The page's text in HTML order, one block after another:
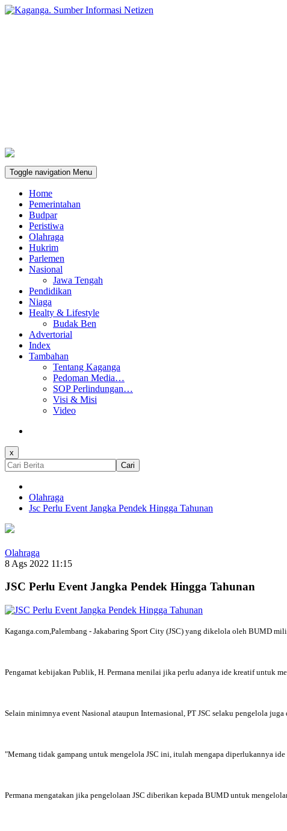
Toggle navigation Menu
Home
Pemerintahan
Budpar
Peristiwa
Olahraga
Hukrim
Parlemen
Nasional
Jawa Tengah
Pendidikan
Niaga
Healty & Lifestyle
Budak Ben
Advertorial
Index
Tambahan
Tentang Kaganga
Pedoman Media…
SOP Perlindungan…
Visi & Misi
Video
x
Cari
Olahraga
Jsc Perlu Event Jangka Pendek Hingga Tahunan
Olahraga
8 Ags 2022 11:15
JSC Perlu Event Jangka Pendek Hingga Tahunan
Kaganga.com,Palembang - Jakabaring Sport City (JSC) yang dikelola oleh BUMD
Pengamat kebijakan Publik, H. Permana menilai jika perlu adanya ide kreatif untuk
Selain minimnya event Nasional ataupun Internasional, PT JSC selaku pengelola
"Memang tidak gampang untuk mengelola JSC ini, itulah mengapa diperlukannya
Permana mengatakan jika pengelolaan JSC diberikan kepada BUMD untuk